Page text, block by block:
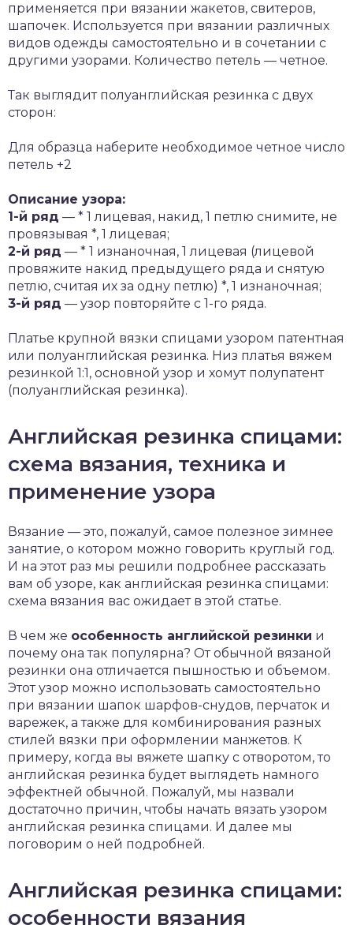
применяется при вязании жакетов, свитеров,
шапочек. Используется при вязании различных
видов одежды самостоятельно и в сочетании с
другими узорами. Количество петель — четное.
Так выглядит полуанглийская резинка с двух
сторон:
Для образца наберите необходимое четное число
петель +2
Описание узора:
1-й ряд — * 1 лицевая, накид, 1 петлю снимите, не
провязывая *, 1 лицевая;
2-й ряд — * 1 изнаночная, 1 лицевая (лицевой
провяжите накид предыдущеrо ряда и снятую
петлю, считая их за одну петлю) *, 1 изнаночная;
3-й ряд — узор повторяйте с 1-го ряда.
Платье крупной вязки спицами узором патентная
или полуанглийская резинка. Низ платья вяжем
резинкой 1:1, основной узор и хомут полупатент
(полуанглийская резинка).
Английская резинка спицами:
схема вязания, техника и
применение узора
Вязание — это, пожалуй, самое полезное зимнее
занятие, о котором можно говорить круглый год.
И на этот раз мы решили подробнее рассказать
вам об узоре, как английская резинка спицами:
схема вязания вас ожидает в этой статье.
В чем же особенность английской резинки и
почему она так популярна? От обычной вязаной
резинки она отличается пышностью и объемом.
Этот узор можно использовать самостоятельно
при вязании шапок шарфов-снудов, перчаток и
варежек, а также для комбинирования разных
стилей вязки при оформлении манжетов. К
примеру, когда вы вяжете шапку с отворотом, то
английская резинка будет выглядеть намного
эффектней обычной. Пожалуй, мы назвали
достаточно причин, чтобы начать вязать узором
английская резинка спицами. И далее мы
поговорим о ней подробней.
Английская резинка спицами:
особенности вязания